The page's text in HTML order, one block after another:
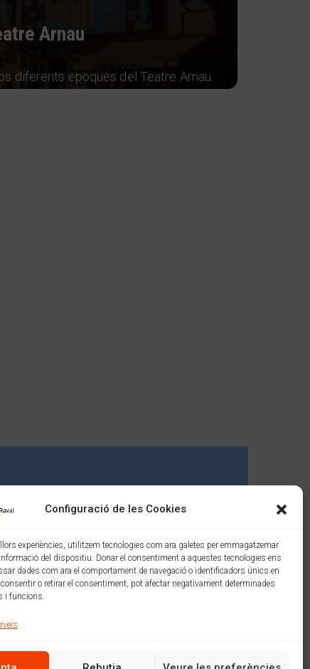
Configuració de les Cookies
experiències, utilitzem tecnologies com ara galetes per emmagatzemar
del dispositiu. Donar el consentiment a aquestes tecnologies ens
dades com ara el comportament de navegació o identificadors únics en
o retirar el consentiment, pot afectar negativament determinades
i funcions.
Arnau
diferents epoques del Teatre Arnau